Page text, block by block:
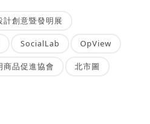
計創意暨發明展
SocialLab OpView
商品促進協會 北市圖